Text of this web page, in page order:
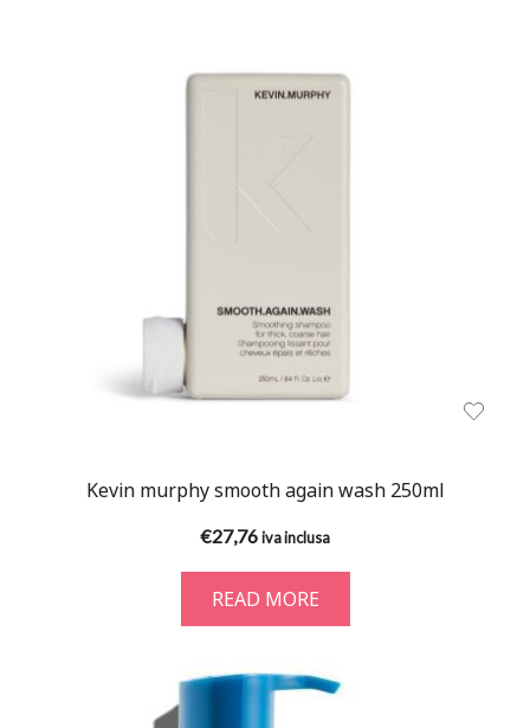
Kevin murphy smooth again wash 250ml
€27,76iva inclusa
READ MORE